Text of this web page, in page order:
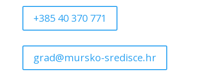
+385 40 370 771
grad@mursko-sredisce.hr